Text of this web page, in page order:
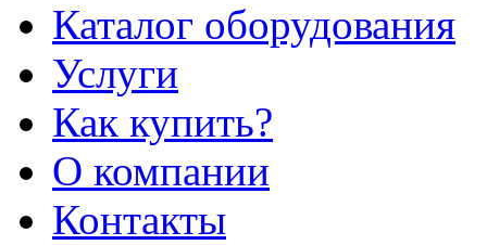
Каталог оборудования
Услуги
Как купить?
О компании
Контакты